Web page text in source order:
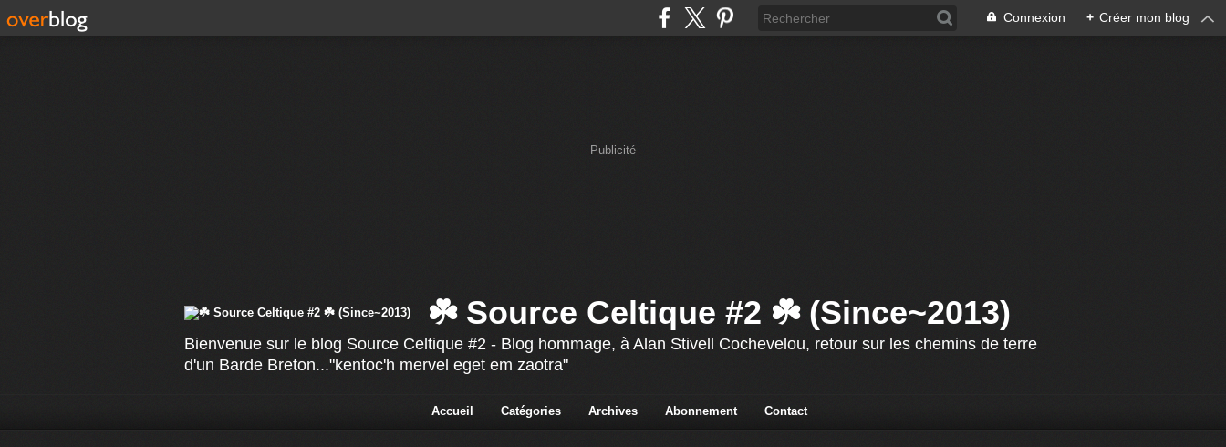
Connexion + Créer mon blog
Publicité
☘️ Source Celtique #2 ☘️ (Since~2013)
Bienvenue sur le blog Source Celtique #2 - Blog hommage, à Alan Stivell Cochevelou, retour sur les chemins de terre
d'un Barde Breton..."kentoc'h mervel eget em zaotra"
Accueil Catégories Archives Abonnement Contact